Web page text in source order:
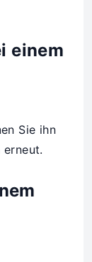
einem
Sie ihn